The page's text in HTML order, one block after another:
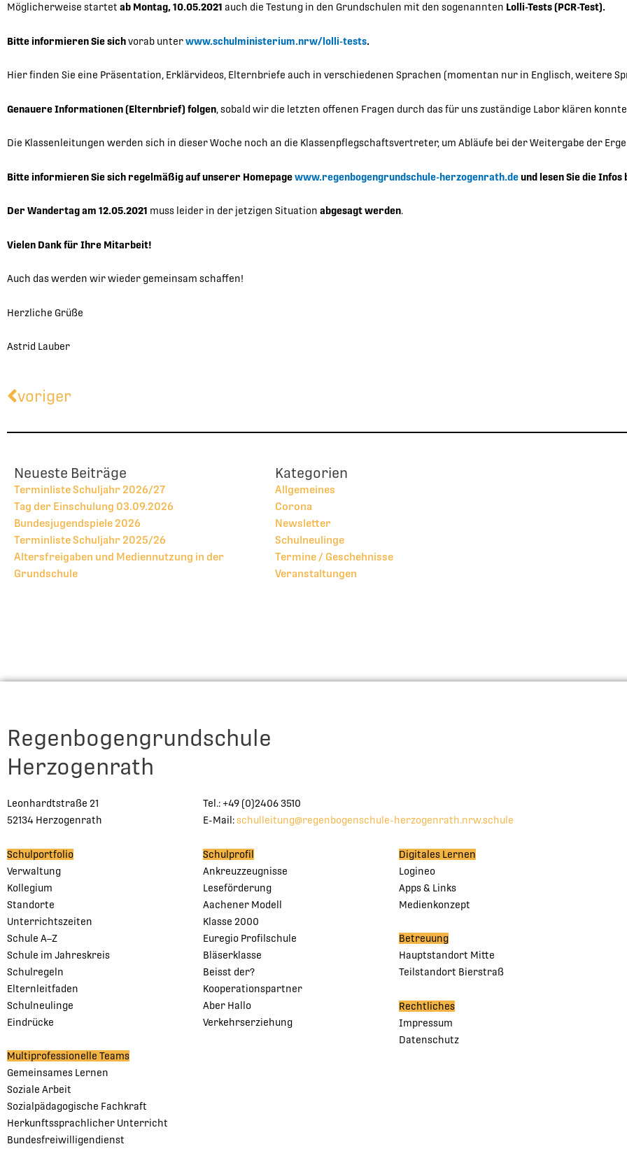
Möglicherweise startet ab Montag, 10.05.2021 auch die Testung in den Grundschulen mit den sogenannten Lolli-Tests (PCR-Test).
Bitte informieren Sie sichvorab unterwww.schulministerium.nrw/lolli-tests.
Hier finden Sie eine Präsentation, Erklärvideos, Elternbriefe auch in verschiedenen Sprachen (momentan nur in Englisch, weitere
Genauere Informationen (Elternbrief) folgen, sobald wir die letzten offenen Fragen durch das für uns zuständige Labor klären
Die Klassenleitungen werden sich in dieser Woche noch an die Klassenpflegschaftsvertreter, um Abläufe bei der Weitergabe der
Bitte informieren Sie sich regelmäßig auf unserer Homepagewww.regenbogengrundschule-herzogenrath.deund lesen Sie die
Der Wandertag am 12.05.2021 muss leider in der jetzigen Situation abgesagt werden.
Vielen Dank für Ihre Mitarbeit!
Auch das werden wir wieder gemeinsam schaffen!
Herzliche Grüße
Astrid Lauber
Zurück
voriger
Neueste Beiträge
Terminliste Schuljahr 2026/27
Tag der Einschulung 03.09.2026
Bundesjugendspiele 2026
Terminliste Schuljahr 2025/26
Altersfreigaben und Mediennutzung in der
Grundschule
Kategorien
Allgemeines
Corona
Newsletter
Schulneulinge
Termine / Geschehnisse
Veranstaltungen
Regenbogengrundschule
Herzogenrath
Leonhardtstraße 21
52134 Herzogenrath
Tel.: +49 (0)2406 3510
E-Mail:schulleitung@regenbogenschule-herzogenrath.nrw.schule
Schulportfolio
Verwaltung
Kollegium
Standorte
Unterrichtszeiten
Schule A–Z
Schule im Jahreskreis
Schulregeln
Elternleitfaden
Schulneulinge
Eindrücke
Multiprofessionelle Teams
Gemeinsames Lernen
Soziale Arbeit
Sozialpädagogische Fachkraft
Herkunftssprachlicher Unterricht
Bundesfreiwilligendienst
Schulprofil
Ankreuzzeugnisse
Leseförderung
Aachener Modell
Klasse 2000
Euregio Profilschule
Bläserklasse
Beisst der?
Kooperationspartner
Aber Hallo
Verkehrserziehung
Digitales Lernen
Logineo
Apps & Links
Medienkonzept
Betreuung
Hauptstandort Mitte
Teilstandort Bierstraß
Rechtliches
Impressum
Datenschutz